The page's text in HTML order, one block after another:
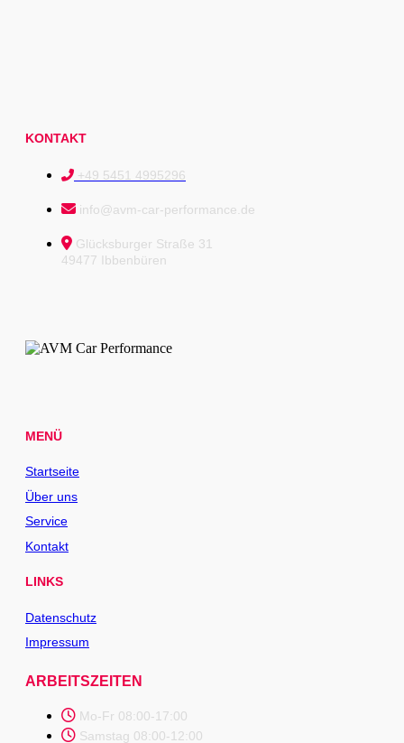
KONTAKT
+49 5451 4995296
info@avm-car-performance.de
Glücksburger Straße 31
49477 Ibbenbüren
MENÜ
Startseite
Über uns
Service
Kontakt
LINKS
Datenschutz
Impressum
ARBEITSZEITEN
Mo-Fr 08:00-17:00
Samstag 08:00-12:00